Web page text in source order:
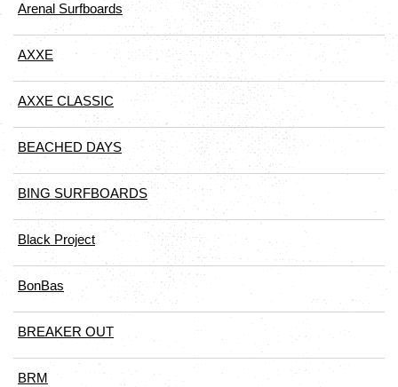
Arenal Surfboards
AXXE
AXXE CLASSIC
BEACHED DAYS
BING SURFBOARDS
Black Project
BonBas
BREAKER OUT
BRM